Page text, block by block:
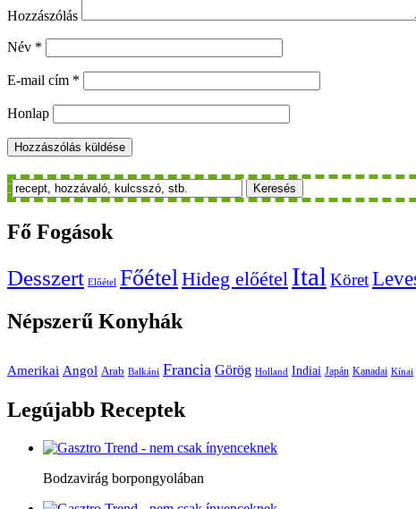
Hozzászólás
Név *
E-mail cím *
Honlap
Keresés
Fő Fogások
Desszert Előétel Főétel Hideg előétel Ital Köret
Népszerű Konyhák
Amerikai Angol Arab Balkáni Francia Görög Holland Indiai Japán Kanadai Kínai
Legújabb Receptek
Bodzavirág borpongyolában